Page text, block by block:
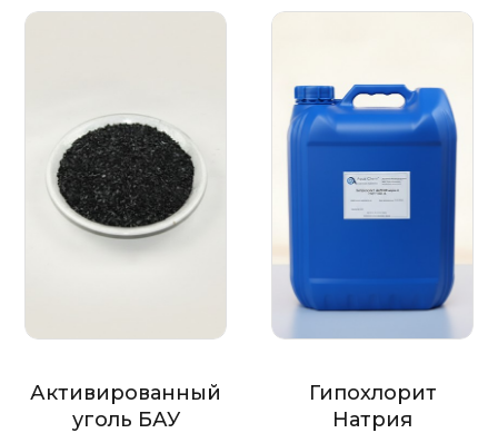
Активированный
уголь БАУ
Гипохлорит
Натрия